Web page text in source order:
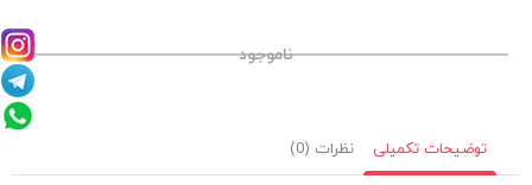
ناموجود
توضیحات تکمیلی نظرات (0)